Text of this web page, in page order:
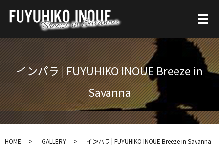
インパラ | FUYUHIKO INOUE Breeze in
Savanna
HOME GALLERY インパラ | FUYUHIKO INOUE Breeze in Savanna